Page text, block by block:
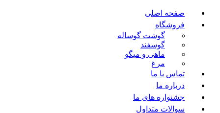
صفحه اصلی
فروشگاه
گوشت گوساله
گوسفند
ماهی و میگو
مرغ
تماس با ما
درباره ما
جشنواره های ما
سوالات متداول